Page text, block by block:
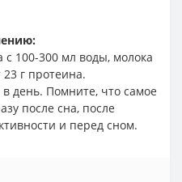
с 100-300 мл воды, молока
г протеина.
день. Помните, что самое
после сна, после
и перед сном.